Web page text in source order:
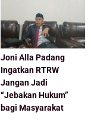
Joni Alla Padang
Ingatkan RTRW
Jangan Jadi
“Jebakan Hukum”
bagi Masyarakat